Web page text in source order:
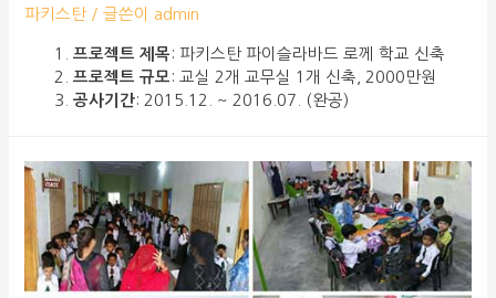
파키스탄/ 글쓴이 admin
프로젝트 제목 : 파키스탄 파이슬라바드 로께 학교 신축
프로젝트 규모 : 교실 2개 교무실 1개 신축, 2000만원
공사기간: 2015.12. ~ 2016.07. (완공)